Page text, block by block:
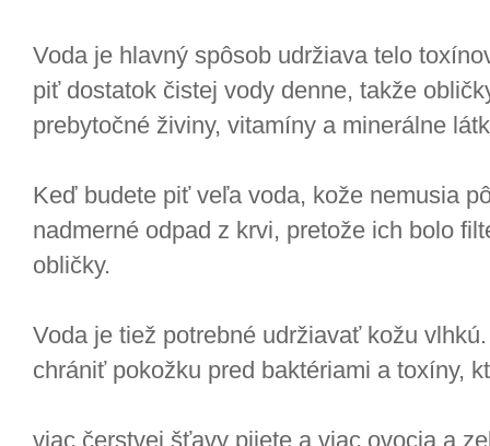
Voda je hlavný spôsob udržiava telo
piť dostatok čistej vody denne, takže
prebytočné živiny, vitamíny a minerálne
Keď budete piť veľa voda, kože nemusia
nadmerné odpad z krvi, pretože ich bolo
obličky.
Voda je tiež potrebné udržiavať kožu
chrániť pokožku pred baktériami a toxíny,
viac čerstvej šťavy pijete a viac ovocia a